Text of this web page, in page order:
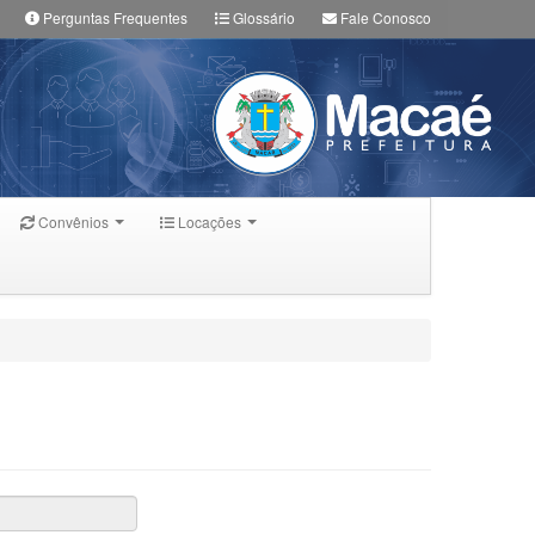
Perguntas Frequentes Glossário Fale Conosco
Convênios Locações